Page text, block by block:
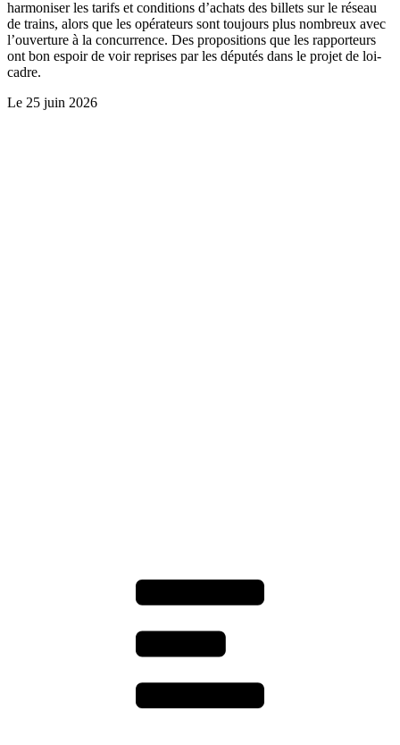
harmoniser les tarifs et conditions d’achats des billets sur le réseau
de trains, alors que les opérateurs sont toujours plus nombreux avec
l’ouverture à la concurrence. Des propositions que les rapporteurs
ont bon espoir de voir reprises par les députés dans le projet de loi-
cadre.
Le 25 juin 2026